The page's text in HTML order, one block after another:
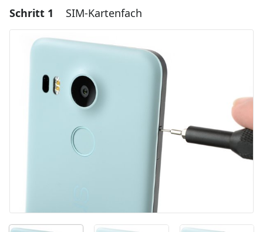
Schritt 1 SIM-Kartenfach